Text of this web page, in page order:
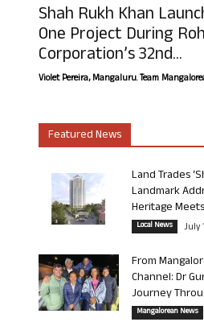
Shah Rukh Khan
One Project During
Corporation’s 32nd...
Violet Pereira, Mangaluru. Team
Featured News
Land Trades
Landmark
Heritage
Local News July
From
Channel: Dr
Journey
Mangalorean News